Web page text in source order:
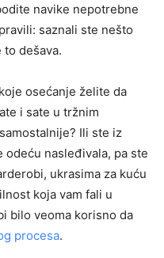
navike nepotrebne
saznali ste nešto
to dešava.
osećanje želite da
i sate u tržnim
Ili ste iz
nasleđivala, pa ste
ukrasima za kuću
koja vam fali u
bilo veoma korisno da
procesa.